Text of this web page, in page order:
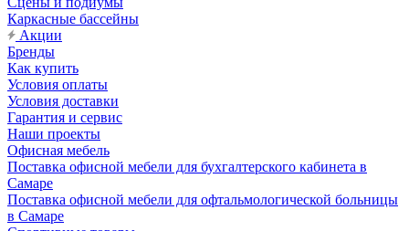
Каркасные бассейны
Акции
Бренды
Как купить
Условия оплаты
Условия доставки
Гарантия и сервис
Наши проекты
Офисная мебель
Поставка офисной мебели для бухгалтерского кабинета в
Самаре
Поставка офисной мебели для офтальмологической больницы
в Самаре